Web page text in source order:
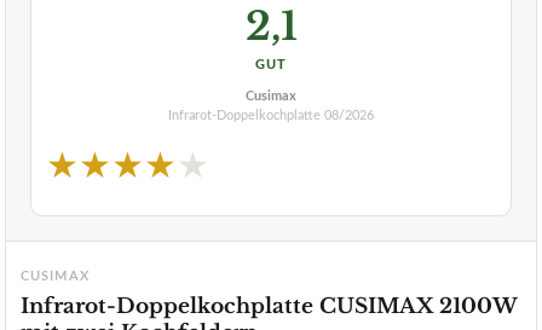
2,1
GUT
Cusimax
Infrarot-Doppelkochplatte 08/2026
★★★★★
CUSIMAX
Infrarot-Doppelkochplatte CUSIMAX 2100W